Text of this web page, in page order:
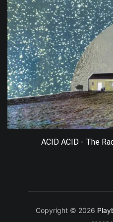
ACID ACID - The
Copyright © 2026